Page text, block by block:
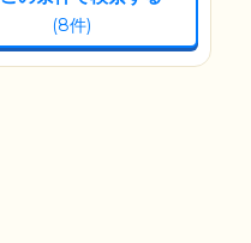
(8件)